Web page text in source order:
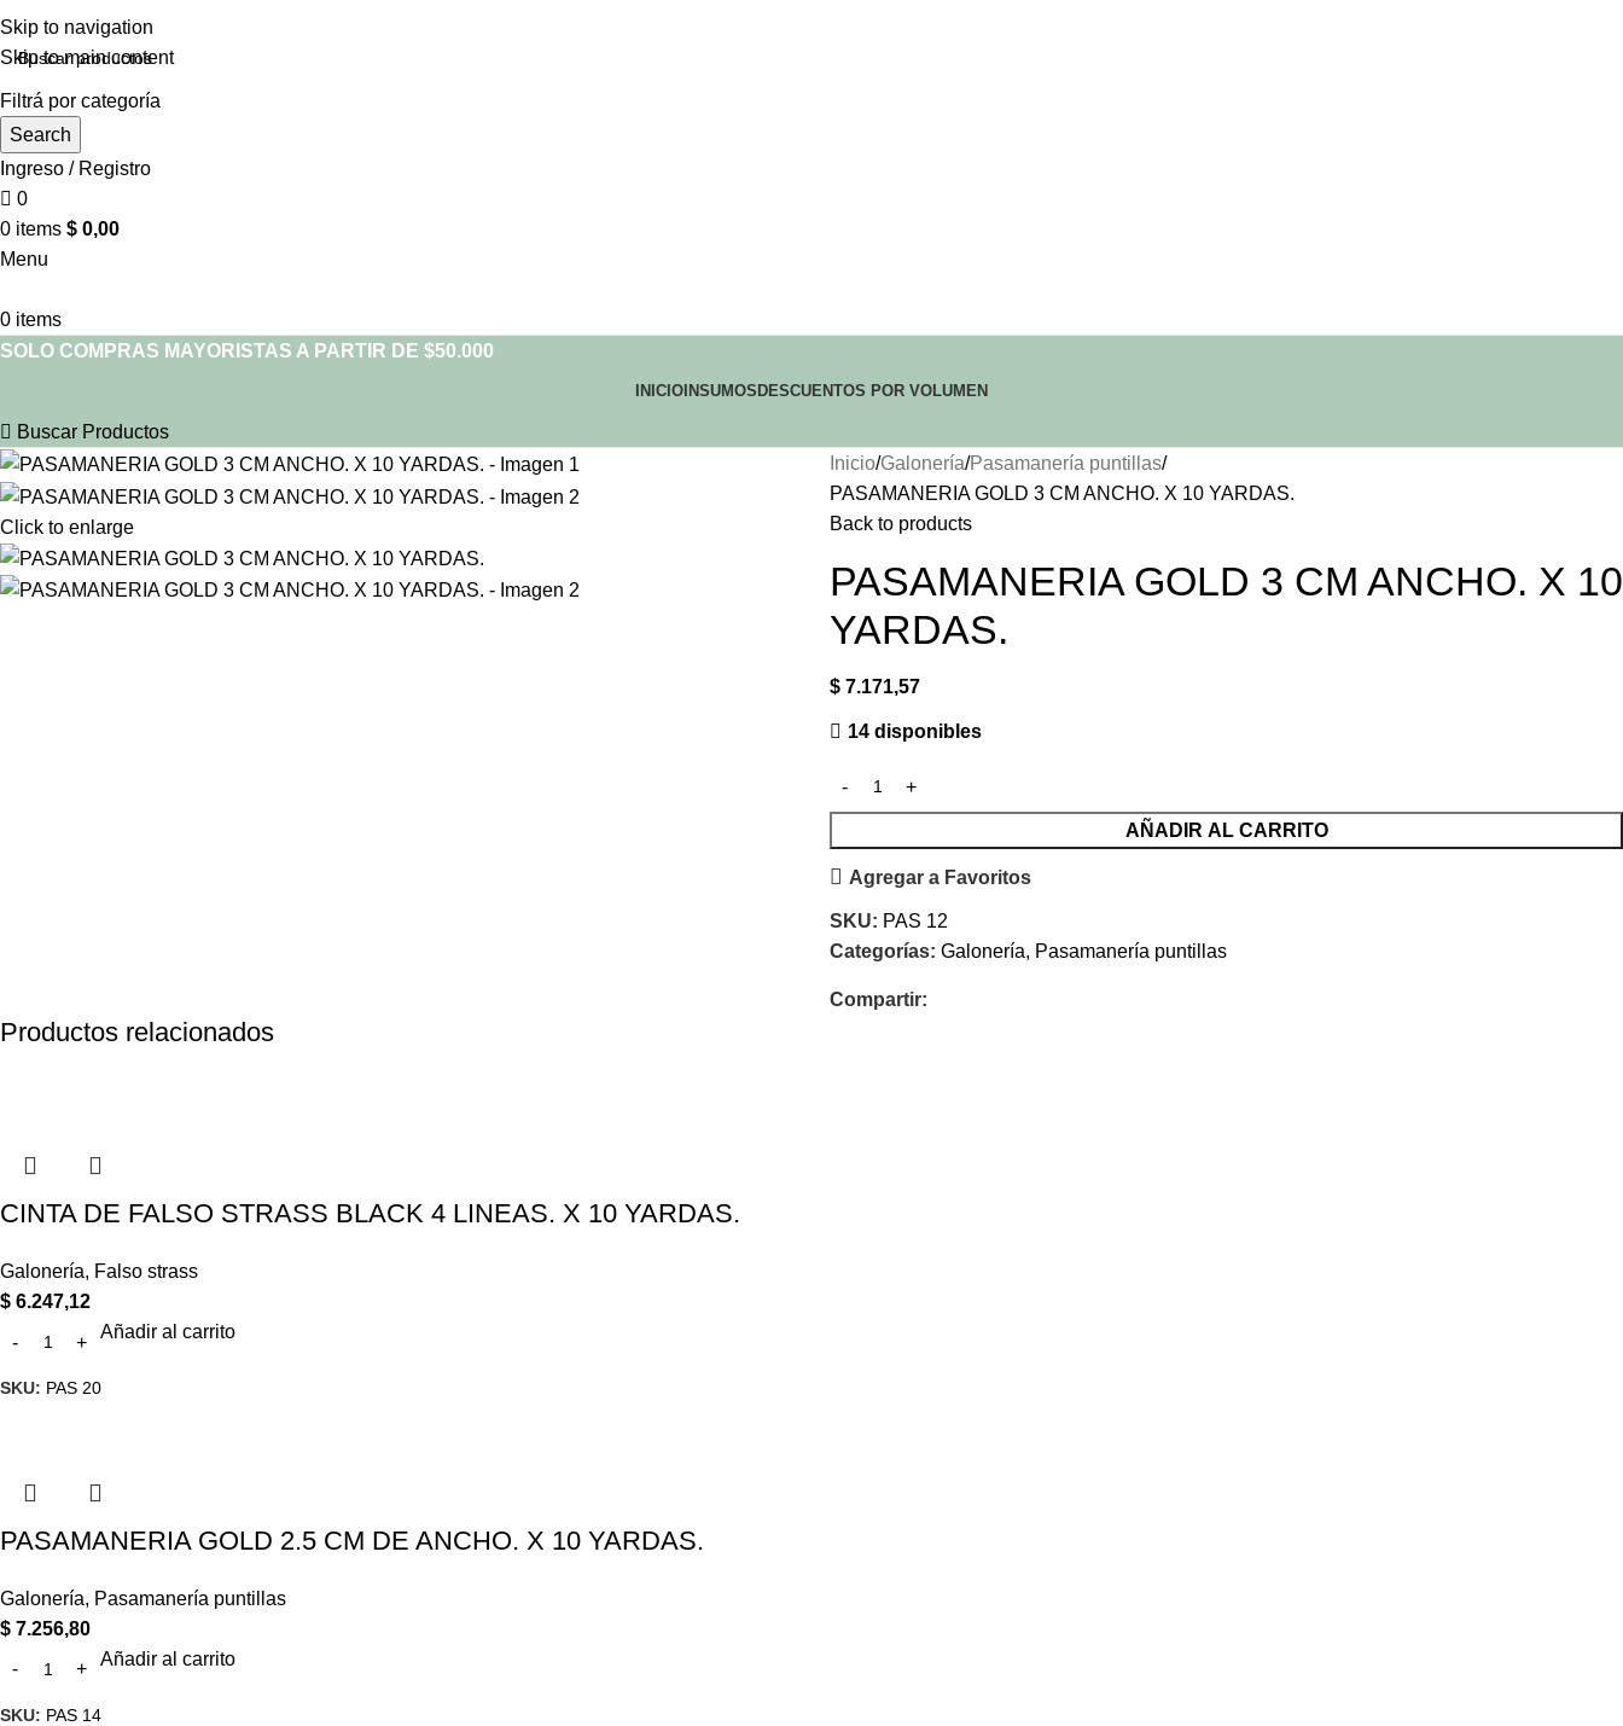
Skip to navigation
Skip to main content
Filtrá por categoría
Search
Ingreso / Registro
0
0 items $ 0,00
Menu
0 items
SOLO COMPRAS MAYORISTAS A PARTIR DE $50.000
INICIO INSUMOS DESCUENTOS POR VOLUMEN
Buscar Productos
Click to enlarge
Inicio Galonería Pasamanería puntillas
PASAMANERIA GOLD 3 CM ANCHO. X 10 YARDAS.
Back to products
PASAMANERIA GOLD 3 CM ANCHO. X 10
YARDAS.
$ 7.171,57
14 disponibles
AÑADIR AL CARRITO
Agregar a Favoritos
SKU: PAS 12
Categorías: Galonería, Pasamanería puntillas
Compartir:
Productos relacionados
CINTA DE FALSO STRASS BLACK 4 LINEAS. X 10 YARDAS.
Galonería, Falso strass
$ 6.247,12
Añadir al carrito
SKU: PAS 20
PASAMANERIA GOLD 2.5 CM DE ANCHO. X 10 YARDAS.
Galonería, Pasamanería puntillas
$ 7.256,80
Añadir al carrito
SKU: PAS 14